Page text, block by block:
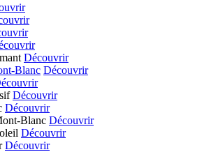
Découvrir
Blanc Découvrir
Découvrir
Découvrir
Blanc Découvrir
Découvrir
Découvrir